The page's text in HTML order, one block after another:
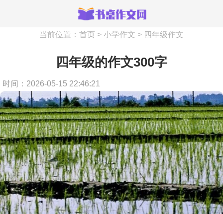
当前位置： 首页 > 小学作文 > 四年级作文
四年级的作文300字
时间：2026-05-15 22:46:21